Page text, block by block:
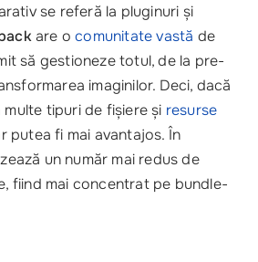
se referă la pluginuri și
are ocomunitate vastă de
să gestioneze totul, de la pre-
imaginilor. Deci, dacă
tipuri de fișiere și resurse
putea fi mai avantajos. În
un număr mai redus de
fiind mai concentrat pe bundle-